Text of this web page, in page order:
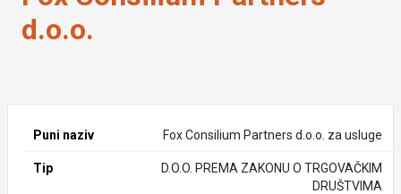
d.o.o.
Puni naziv Fox Consilium Partners d.o.o. za usluge
Tip
D.O.O. PREMA ZAKONU O TRGOVAČKIM
DRUŠTVIMA